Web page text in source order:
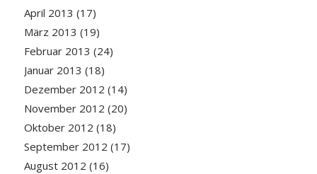
April 2013 (17)
März 2013 (19)
Februar 2013 (24)
Januar 2013 (18)
Dezember 2012 (14)
November 2012 (20)
Oktober 2012 (18)
September 2012 (17)
August 2012 (16)